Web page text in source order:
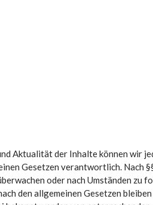
der Inhalte können wir
Gesetzen verantwortlich. Nach
oder nach Umständen zu
den allgemeinen Gesetzen